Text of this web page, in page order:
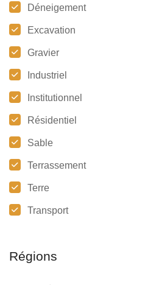
Déneigement
Excavation
Gravier
Industriel
Institutionnel
Résidentiel
Sable
Terrassement
Terre
Transport
Régions